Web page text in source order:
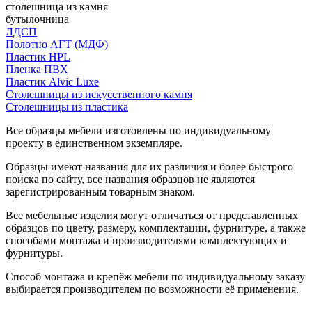
столешница из камня
бутылочница
ЛДСП
Полотно АГТ (МДФ)
Пластик HPL
Пленка ПВХ
Пластик Alvic Luxe
Столешницы из искусственного камня
Столешницы из пластика
Все образцы мебели изготовлены по индивидуальному
проекту в единственном экземпляре.
Образцы имеют названия для их различия и более быстрого
поиска по сайту, все названия образцов не являются
зарегистрированным товарным знаком.
Все мебельные изделия могут отличаться от представленных
образцов по цвету, размеру, комплектации, фурнитуре, а также
способами монтажа и производителями комплектующих и
фурнитуры.
Способ монтажа и крепёж мебели по индивидуальному заказу
выбирается производителем по возможности её применения.